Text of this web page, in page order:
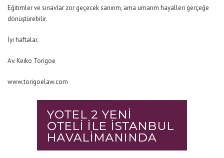
Eğitimler ve sınavlar zor geçecek sanırım, ama umarım hayalleri gerçeğe
dönüştürebilir.
İyi haftalar.
Av. Keiko Torigoe
www.torigoelaw.com